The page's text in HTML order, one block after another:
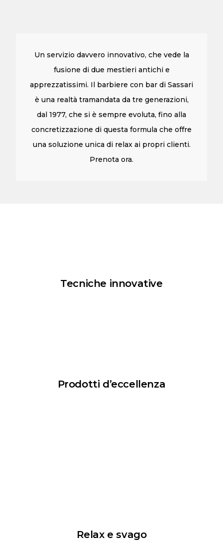
Un servizio davvero innovativo, che vede la
fusione di due mestieri antichi e
apprezzatissimi. Il barbiere con bar di Sassari
è una realtà tramandata da tre generazioni,
dal 1977, che si è sempre evoluta, fino alla
concretizzazione di questa formula che offre
una soluzione unica di relax ai propri clienti.
Prenota ora.
Tecniche innovative
Prodotti d’eccellenza
Relax e svago